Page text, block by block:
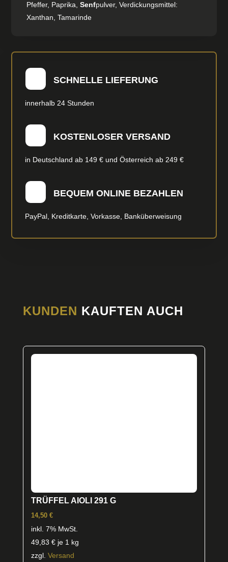
Pfeffer, Paprika,Senfpulver, Verdickungsmittel:
Xanthan, Tamarinde
SCHNELLE LIEFERUNG
innerhalb 24 Stunden
KOSTENLOSER VERSAND
in Deutschland ab 149 € und Österreich ab 249 €
BEQUEM ONLINE BEZAHLEN
PayPal, Kreditkarte, Vorkasse, Banküberweisung
KUNDEN KAUFTEN AUCH
TRÜFFEL AIOLI 291 G
14,50 €
inkl. 7% MwSt.
49,83 €je 1 kg
zzgl. Versand